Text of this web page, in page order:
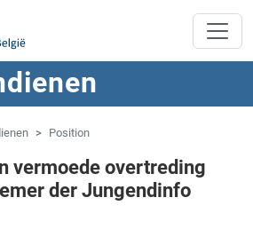
Position
vermoede overtreding
der Jungendinfo